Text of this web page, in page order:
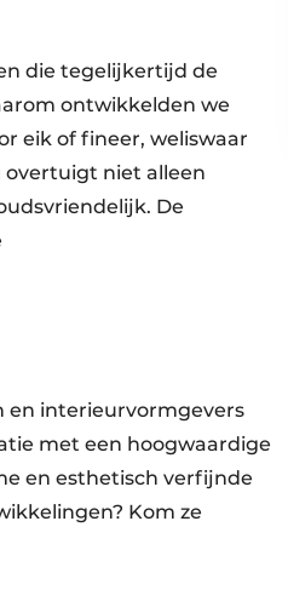
die tegelijkertijd de
ontwikkelden we
eik of fineer, weliswaar
overtuigt niet alleen
De
en interieurvormgevers
met een hoogwaardige
en esthetisch verfijnde
Kom ze